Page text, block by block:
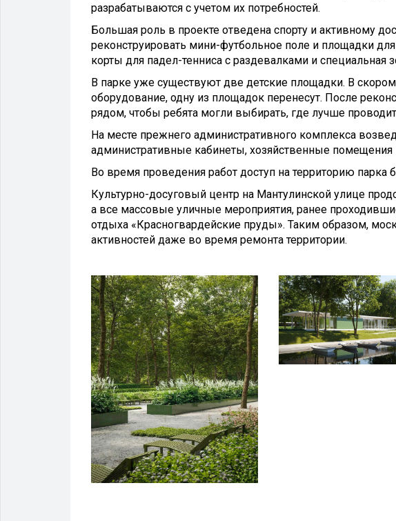
разрабатываются с учетом их потребностей.
Большая роль в проекте отведена спорту и активному
реконструировать мини-футбольное поле и площадки
корты для падел-тенниса с раздевалками и специальная
В парке уже существуют две детские площадки. В
оборудование, одну из площадок перенесут. После
рядом, чтобы ребята могли выбирать, где лучше
На месте прежнего административного комплекса
административные кабинеты, хозяйственные помещения
Во время проведения работ доступ на территорию парка
Культурно-досуговый центр на Мантулинской улице
а все массовые уличные мероприятия, ранее
отдыха «Красногвардейские пруды». Таким образом,
активностей даже во время ремонта территории.